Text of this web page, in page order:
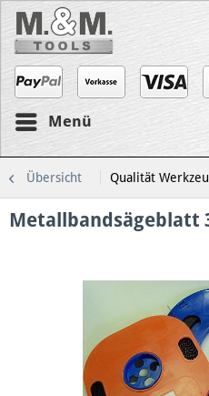
Menü
Übersicht Qualität
Metallbandsägeblatt